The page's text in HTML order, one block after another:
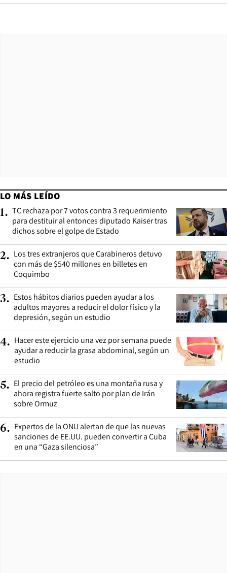
LO MÁS LEÍDO
1. TC rechaza por 7 votos contra 3 requerimiento
para destituir al entonces diputado Kaiser tras
dichos sobre el golpe de Estado
2. Los tres extranjeros que Carabineros detuvo
con más de $540 millones en billetes en
Coquimbo
3. Estos hábitos diarios pueden ayudar a los
adultos mayores a reducir el dolor físico y la
depresión, según un estudio
4. Hacer este ejercicio una vez por semana puede
ayudar a reducir la grasa abdominal, según un
estudio
5. El precio del petróleo es una montaña rusa y
ahora registra fuerte salto por plan de Irán
sobre Ormuz
6. Expertos de la ONU alertan de que las nuevas
sanciones de EE.UU. pueden convertir a Cuba
en una “Gaza silenciosa”